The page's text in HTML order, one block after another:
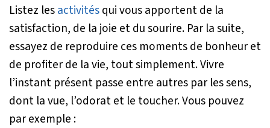
Listez lesactivitésqui vous apportent de la
satisfaction, de la joie et du sourire. Par la suite,
essayez de reproduire ces moments de bonheur et
de profiter de la vie, tout simplement. Vivre
l’instant présent passe entre autres par les sens,
dont la vue, l’odorat et le toucher. Vous pouvez
par exemple :